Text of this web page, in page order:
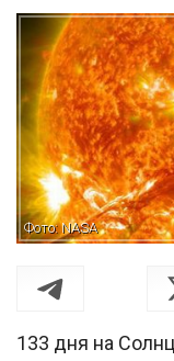
Фото: NASA
133 дня на